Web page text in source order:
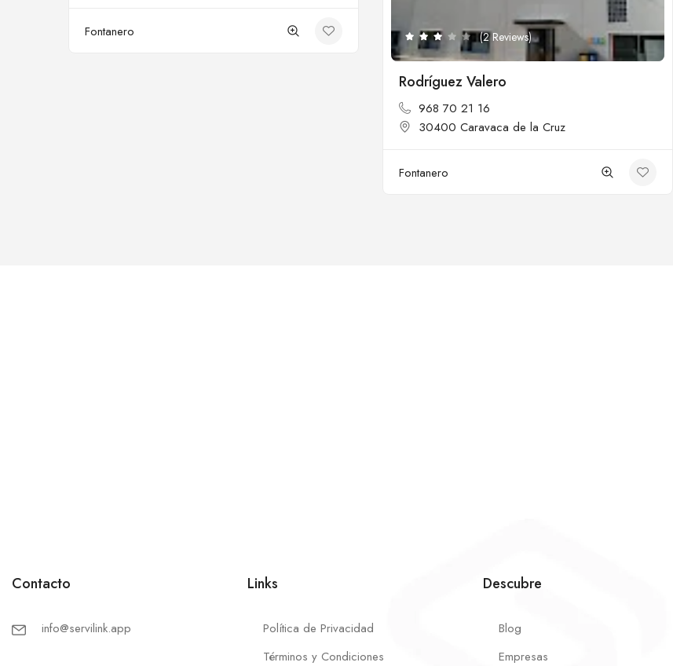
Fontanero (2 Reviews)
Rodríguez Valero
968 70 21 16
30400 Caravaca de la Cruz
Fontanero
Contacto
info@servilink.app
Links
Política de Privacidad
Términos y Condiciones
Descubre
Blog
Empresas